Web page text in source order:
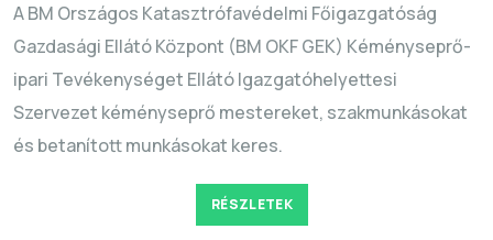
A BM Országos Katasztrófavédelmi Főigazgatóság
Gazdasági Ellátó Központ (BM OKF GEK) Kéményseprő-
ipari Tevékenységet Ellátó Igazgatóhelyettesi
Szervezet kéményseprő mestereket, szakmunkásokat
és betanított munkásokat keres.
RÉSZLETEK